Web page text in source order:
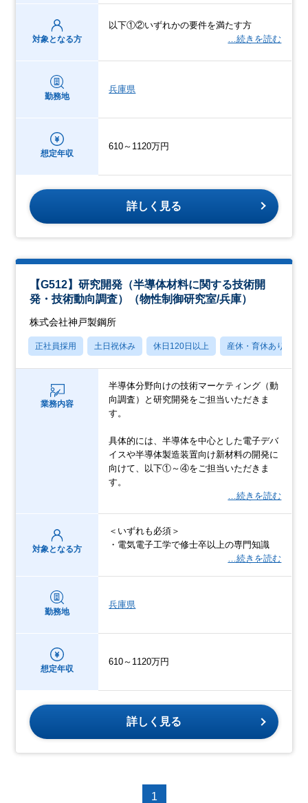
対象となる方
以下①②いずれかの要件を満たす方
…続きを読む
勤務地
兵庫県
想定年収
610～1120万円
詳しく見る
【G512】研究開発（半導体材料に関する技術開
発・技術動向調査）（物性制御研究室/兵庫）
株式会社神戸製鋼所
正社員採用 土日祝休み 休日120日以上 産休・育休あり
業務内容
半導体分野向けの技術マーケティング（動
向調査）と研究開発をご担当いただきま
す。
具体的には、半導体を中心とした電子デバ
イスや半導体製造装置向け新材料の開発に
向けて、以下①～④をご担当いただきま
す。
…続きを読む
対象となる方
＜いずれも必須＞
・電気電子工学で修士卒以上の専門知識
…続きを読む
勤務地
兵庫県
想定年収
610～1120万円
詳しく見る
1